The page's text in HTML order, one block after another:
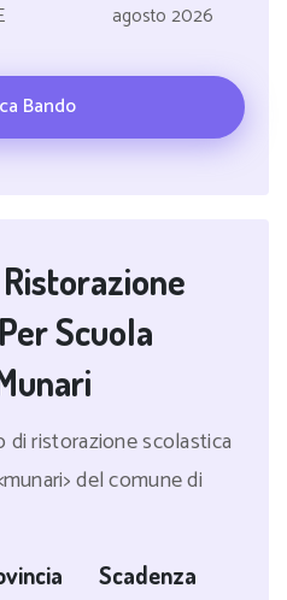
agosto 2026
Bando
Scuola
ristorazione scolastica
del comune di
Scadenza